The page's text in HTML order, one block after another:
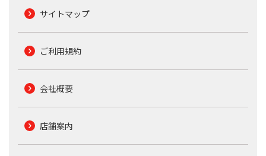
サイトマップ
ご利用規約
会社概要
店舗案内